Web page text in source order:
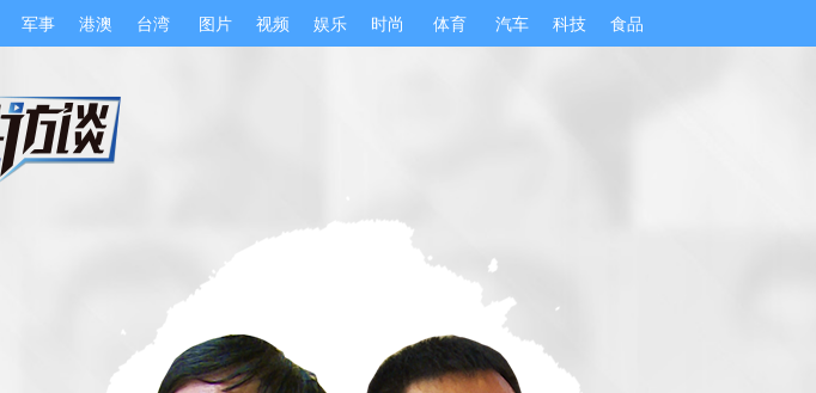
军事 港澳 台湾 图片 视频 娱乐 时尚 体育 汽车 科技 食品